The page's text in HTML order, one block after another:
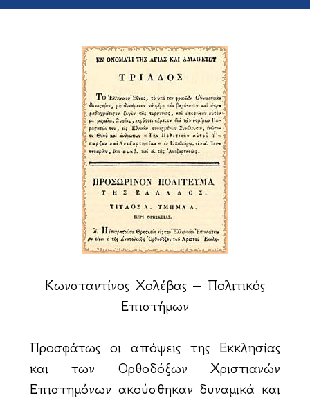
Κωνσταντίνος Χολέβας – Πολιτικός
Επιστήμων
Προσφάτως οι απόψεις της Εκκλησίας
και των Ορθοδόξων Χριστιανών
Επιστημόνων ακούσθηκαν δυναμικά και